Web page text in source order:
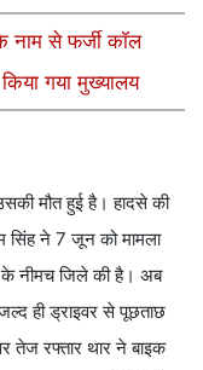
नाम से फर्जी कॉल
गया मुख्यालय
मौत हुई है। हादसे की
सिंह ने 7 जून को मामला
के नीमच जिले की है। अब
ही ड्राइवर से पूछताछ
रफ्तार थार ने बाइक